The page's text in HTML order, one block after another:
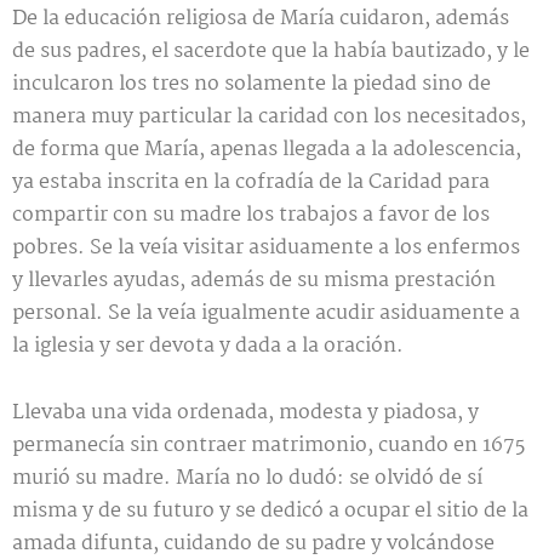
De la educación religiosa de María cuidaron, además
de sus padres, el sacerdote que la había bautizado, y le
inculcaron los tres no solamente la piedad sino de
manera muy particular la caridad con los necesitados,
de forma que María, apenas llegada a la adolescencia,
ya estaba inscrita en la cofradía de la Caridad para
compartir con su madre los trabajos a favor de los
pobres. Se la veía visitar asiduamente a los enfermos
y llevarles ayudas, además de su misma prestación
personal. Se la veía igualmente acudir asiduamente a
la iglesia y ser devota y dada a la oración.
Llevaba una vida ordenada, modesta y piadosa, y
permanecía sin contraer matrimonio, cuando en 1675
murió su madre. María no lo dudó: se olvidó de sí
misma y de su futuro y se dedicó a ocupar el sitio de la
amada difunta, cuidando de su padre y volcándose